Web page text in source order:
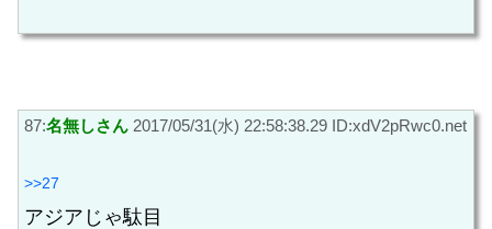
87:名無しさん 2017/05/31(水) 22:58:38.29 ID:xdV2pRwc0.net
>>27
アジアじゃ駄目